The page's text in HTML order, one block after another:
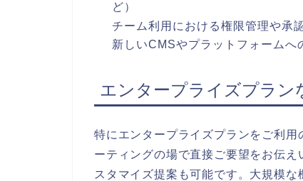
ど）
チーム利用における権限管理や承
新しいCMSやプラットフォームへ
エンタープライズプラン
特にエンタープライズプランをご利用
ーティングの場で直接ご要望をお伝
スタマイズ提案も可能です。大規模